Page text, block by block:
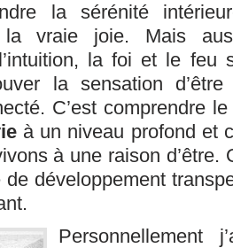
la sérénité
vraie joie. Mais
la foi et le feu
la sensation d’être
C’est comprendre le
à un niveau profond et
à une raison d’être.
de développement
Personnellement